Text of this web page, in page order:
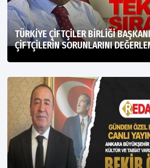
TÜRKİYE ÇİFTÇİLER BİRLİĞİ
ÇİFTÇİLERİN SORUNLARINI